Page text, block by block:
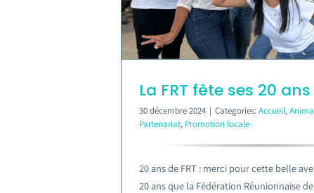
La FRT fête ses 20 ans
30 décembre 2024 | Categories:Accueil,
Partenariat, Promotion locale
20 ans de FRT : merci pour cette belle
20 ans que la Fédération Réunionnaise